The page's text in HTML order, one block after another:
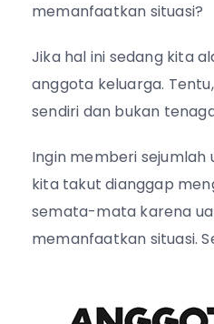
memanfaatkan situasi?
Jika hal ini sedang kita
anggota keluarga.
sendiri dan bukan
Ingin memberi
kita takut dianggap
semata-mata karena
memanfaatkan situasi.